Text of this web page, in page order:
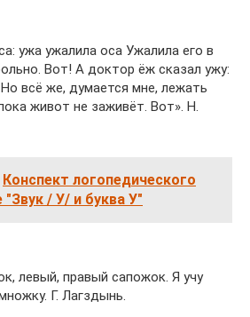
ужа ужалила оса Ужалила его в
Вот! А доктор ёж сказал ужу:
Но всё же, думается мне, лежать
живот не заживёт. Вот». Н.
Конспект логопедического
/ У/ и буква У"
левый, правый сапожок. Я учу
Г. Лагздынь.